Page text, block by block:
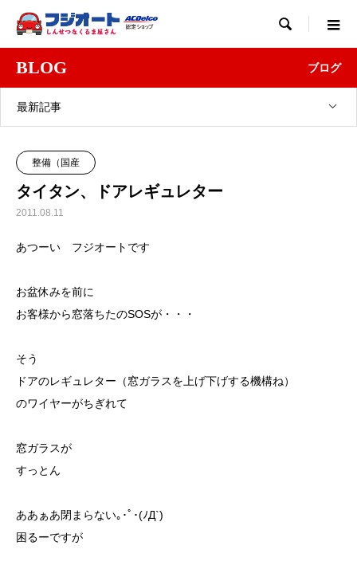

BLOG ブログ
最新記事
整備（国産
タイタン、ドアレギュレター
2011.08.11
あつーい フジオートです
お盆休みを前に
お客様から窓落ちたのSOSが・・・
そう
ドアのレギュレター（窓ガラスを上げ下げする機構ね）
のワイヤーがちぎれて
窓ガラスが
すっとん
ああぁあ閉まらない｡･ﾟ･(ﾉД`)
困るーですが